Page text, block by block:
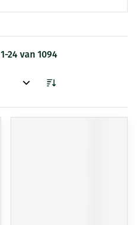
1-24van 1094